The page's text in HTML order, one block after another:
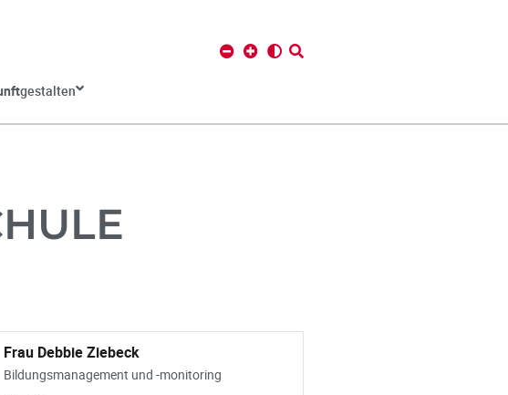
gestalten
Frau Debbie Ziebeck
Bildungsmanagement und -monitoring